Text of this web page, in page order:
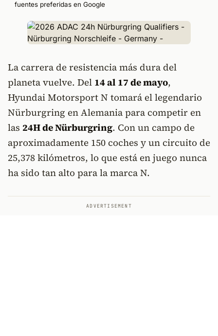
fuentes preferidas en Google
La carrera de resistencia más dura del
planeta vuelve. Del 14 al 17 de mayo,
Hyundai Motorsport N tomará el legendario
Nürburgring en Alemania para competir en
las 24H de Nürburgring. Con un campo de
aproximadamente 150 coches y un circuito de
25,378 kilómetros, lo que está en juego nunca
ha sido tan alto para la marca N.
ADVERTISEMENT